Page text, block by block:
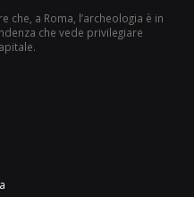
a Roma, l’archeologia è in
che vede privilegiare